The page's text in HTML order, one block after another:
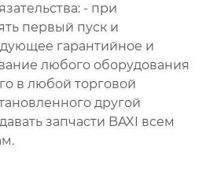
- при
первый пуск и
гарантийное и
любого оборудования
в любой торговой
другой
запчасти BAXI всем